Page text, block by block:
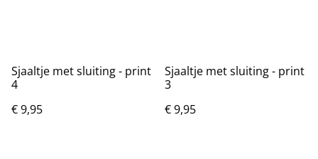
Sjaaltje met sluiting - print
4
€ 9,95
Sjaaltje met sluiting - print
3
€ 9,95